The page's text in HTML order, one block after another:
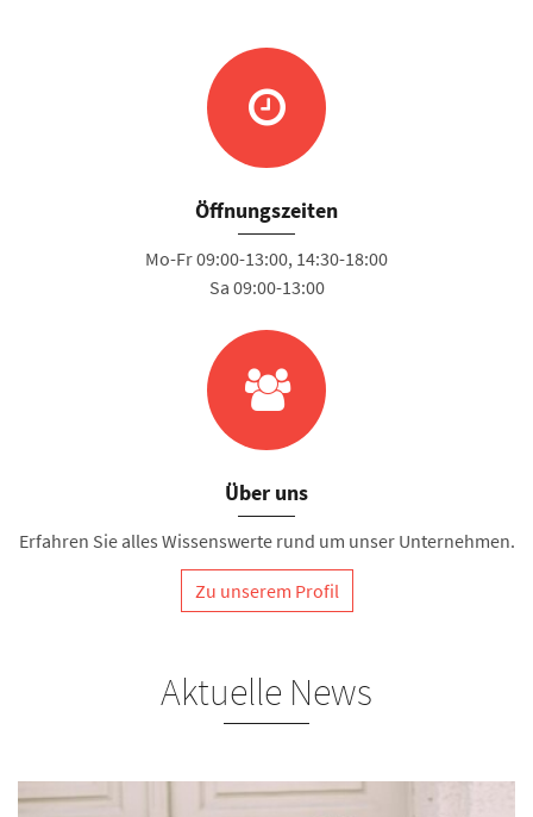
Öffnungszeiten
Mo-Fr 09:00-13:00, 14:30-18:00
Sa 09:00-13:00
Über uns
Erfahren Sie alles Wissenswerte rund um unser Unternehmen.
Zu unserem Profil
Aktuelle News